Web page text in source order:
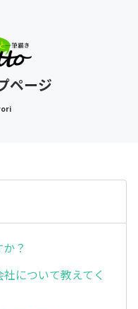
ページ
？
について教えてく